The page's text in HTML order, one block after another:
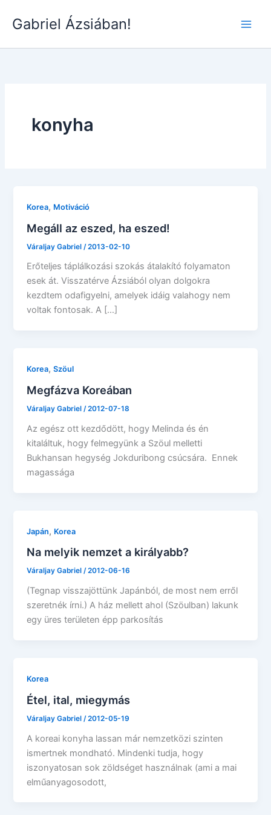
Gabriel Ázsiában!
konyha
Korea, Motiváció
Megáll az eszed, ha eszed!
Váraljay Gabriel /2013-02-10
Erőteljes táplálkozási szokás átalakító folyamaton
esek át. Visszatérve Ázsiából olyan dolgokra
kezdtem odafigyelni, amelyek idáig valahogy nem
voltak fontosak. A […]
Korea,Szöul
Megfázva Koreában
Váraljay Gabriel/2012-07-18
Az egész ott kezdődött, hogy Melinda és én
kitaláltuk, hogy felmegyünk a Szöul melletti
Bukhansan hegység Jokduribong csúcsára. Ennek
magassága
Japán, Korea
Na melyik nemzet a királyabb?
Váraljay Gabriel/2012-06-16
(Tegnap visszajöttünk Japánból, de most nem erről
szeretnék írni.) A ház mellett ahol (Szöulban) lakunk
egy üres területen épp parkosítás
Korea
Étel, ital, miegymás
Váraljay Gabriel /2012-05-19
A koreai konyha lassan már nemzetközi szinten
ismertnek mondható. Mindenki tudja, hogy
iszonyatosan sok zöldséget használnak (ami a mai
elműanyagosodott,